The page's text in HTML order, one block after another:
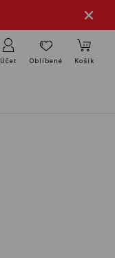
Účet Oblíbené Košík